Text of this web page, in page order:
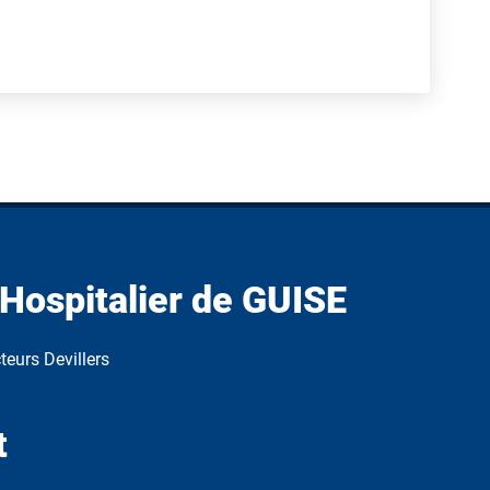
de GUISE
Devillers